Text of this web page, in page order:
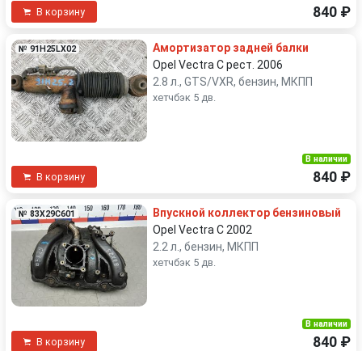
В корзину 840 ₽
№ 91H25LX02
Амортизатор задней балки
Opel Vectra C рест. 2006
2.8 л., GTS/VXR, бензин, МКПП
хетчбэк 5 дв.
В корзину
В наличии
840 ₽
№ 83X29C601
Впускной коллектор бензиновый
Opel Vectra C 2002
2.2 л., бензин, МКПП
хетчбэк 5 дв.
В корзину
В наличии
840 ₽